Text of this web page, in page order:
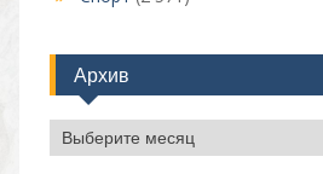
Архив
Архив